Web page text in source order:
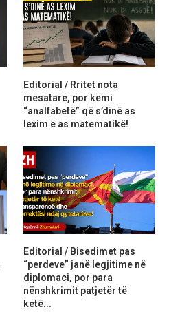
Editorial / Rritet nota
mesatare, por kemi
“analfabetë” që s’dinë as
lexim e as matematikë!
Editorial / Bisedimet pas
“perdeve” janë legjitime në
diplomaci, por para
nënshkrimit patjetër të
ketë...